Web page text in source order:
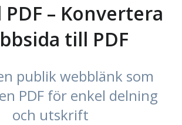
PDF – Konvertera
till PDF
publik webblänk som
PDF för enkel delning
och utskrift